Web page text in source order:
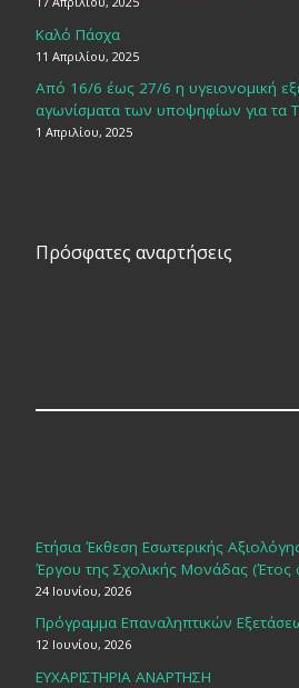
Καλό Πάσχα
11 Απριλίου, 2025
Από 16/6 έως 27/6 η υγειονομική
αγωνίσματα των υποψηφίων για τα
1 Απριλίου, 2025
Πρόσφατες αναρτήσεις
Ετήσια Έκθεση Εσωτερικής
Έργου της Σχολικής Μονάδας
24 Ιουνίου, 2026
Πρόγραμμα Επαναληπτικών
12 Ιουνίου, 2026
ΕΥΧΑΡΙΣΤΗΡΙΑ ΑΝΑΡΤΗΣΗ